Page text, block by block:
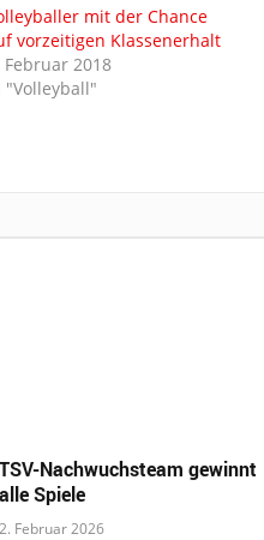
mit der Chance
vorzeitigen Klassenerhalt
Februar 2018
"Volleyball"
TSV-Nachwuchsteam gewinnt
alle Spiele
2. Februar 2026